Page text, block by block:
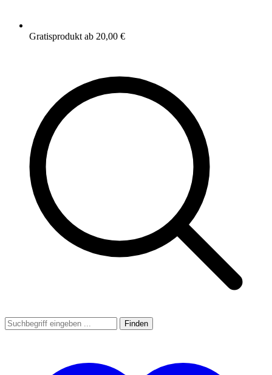
Gratisprodukt ab 20,00 €
Finden